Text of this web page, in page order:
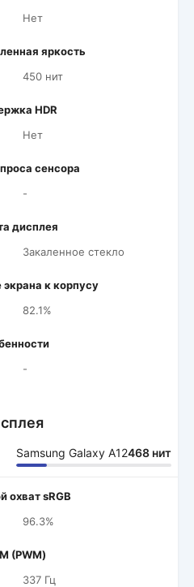
Нет
яркость
450 нит
HDR
Нет
сенсора
-
дисплея
Закаленное стекло
к корпусу
82.1%
-
Samsung Galaxy A12468 нит
охват sRGB
96.3%
(PWM)
337 Гц